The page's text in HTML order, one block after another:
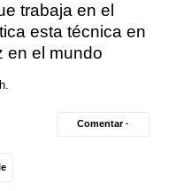
trabaja en el
esta técnica en
en el mundo
Comentar ·